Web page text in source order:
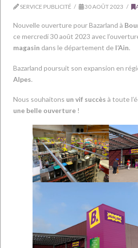
SERVICE PUBLICITÉ 30 AOÛT 2023
Nouvelle ouverture pour Bazarland à
ce mercredi 30 août 2023 avec
magasin dans le département de l’Ain.
Bazarland poursuit son expansion en
Alpes.
Nous souhaitons un vif succès à toute
une belle ouverture !